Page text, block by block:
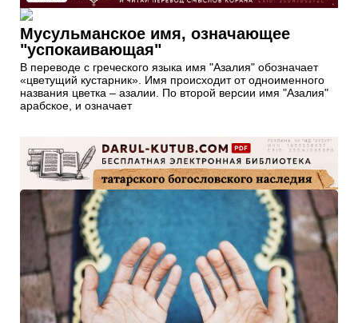
Мусульманское имя, означающее
"успокаивающая"
В переводе с греческого языка имя "Азалия" обозначает
«цветущий кустарник». Имя происходит от одноименного
названия цветка – азалии. По второй версии имя "Азалия"
арабское, и означает